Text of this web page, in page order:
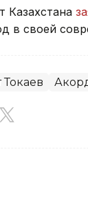
Казахстана
в своей